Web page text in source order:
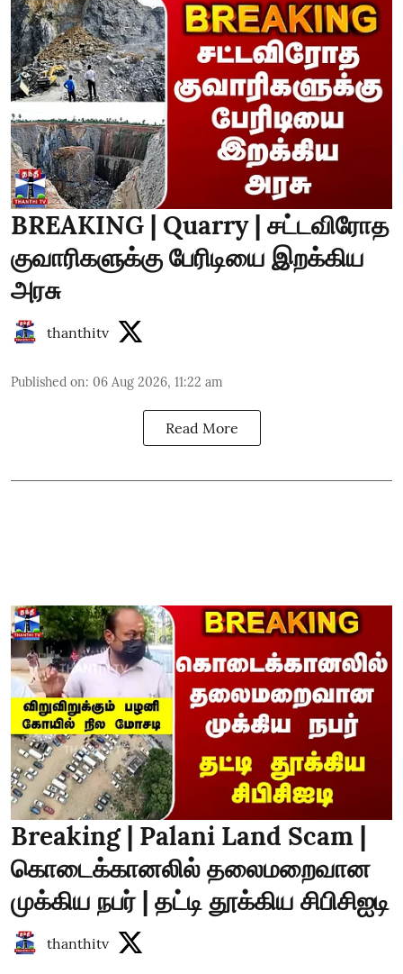
BREAKING | Quarry | சட்டவிரோத
குவாரிகளுக்கு பேரிடியை இறக்கிய
அரசு
thanthitv
Published on: 06 Aug 2026, 11:22 am
Read More
Breaking | Palani Land Scam |
கொடைக்கானலில் தலைமறைவான
முக்கிய நபர் | தட்டி தூக்கிய சிபிசிஐடி
thanthitv